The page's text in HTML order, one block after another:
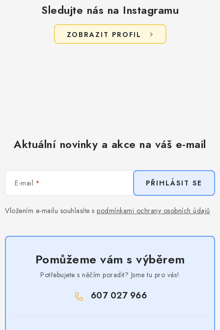
Sledujte nás na Instagramu
ZOBRAZIT PROFIL
Aktuální novinky a akce na váš e-mail
E-mail
Vložením e-mailu souhlasíte s podmínkami ochrany osobních údajů
PŘIHLÁSIT SE
Pomůžeme vám s výběrem
Potřebujete s něčím poradit? Jsme tu pro vás!
607 027 966